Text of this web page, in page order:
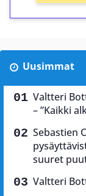
Uusimmat
Valtteri
– ”Kaikki
Sebastien
suuret
Valtteri